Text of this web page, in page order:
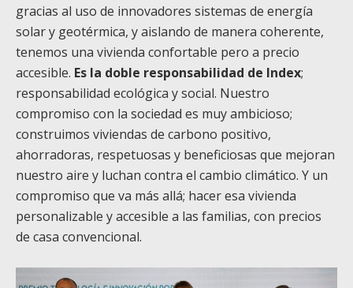
gracias al uso de innovadores sistemas de energía
solar y geotérmica, y aislando de manera coherente,
tenemos una vivienda confortable pero a precio
accesible. Es la doble responsabilidad de Index;
responsabilidad ecológica y social. Nuestro
compromiso con la sociedad es muy ambicioso;
construimos viviendas de carbono positivo,
ahorradoras, respetuosas y beneficiosas que mejoran
nuestro aire y luchan contra el cambio climático. Y un
compromiso que va más allá; hacer esa vivienda
personalizable y accesible a las familias, con precios
de casa convencional.